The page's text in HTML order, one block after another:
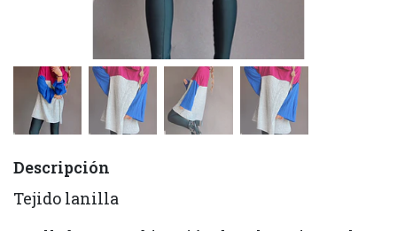
Descripción
Tejido lanilla